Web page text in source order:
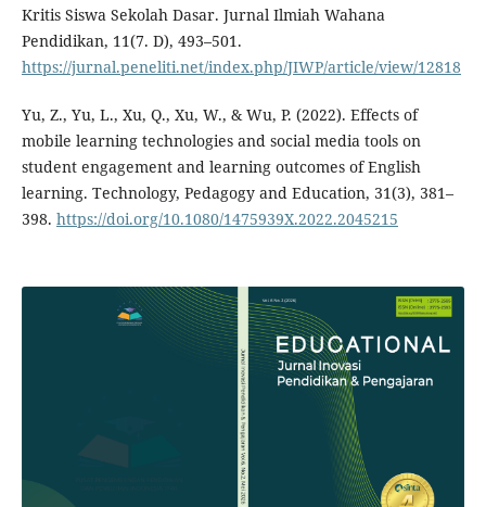
Kritis Siswa Sekolah Dasar. Jurnal Ilmiah Wahana
Pendidikan, 11(7. D), 493–501.
https://jurnal.peneliti.net/index.php/JIWP/article/view/12818
Yu, Z., Yu, L., Xu, Q., Xu, W., & Wu, P. (2022). Effects of
mobile learning technologies and social media tools on
student engagement and learning outcomes of English
learning. Technology, Pedagogy and Education, 31(3), 381–
398. https://doi.org/10.1080/1475939X.2022.2045215